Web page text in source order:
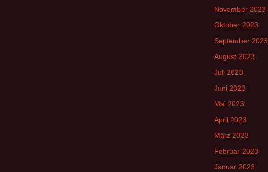
November 2023
Oktober 2023
September 2023
August 2023
Juli 2023
Juni 2023
Mai 2023
April 2023
März 2023
Februar 2023
Januar 2023